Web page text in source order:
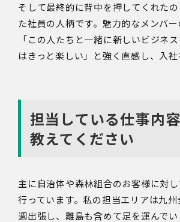
そして最終的に背中を押してくれた
た社員の人柄です。魅力的なメンバー
「この人たちと一緒に新しいビジネ
はきっと楽しい」と強く直感し、入社
担当している仕事内
教えてください
主に自治体や森林組合のお客様に対
行っています。私の担当エリアは九
週出張し、離島も含めて足を運んでい